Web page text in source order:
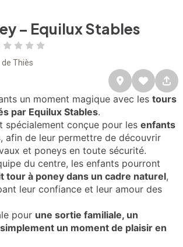
– Equilux Stables
de Thiès
un moment magique avec les tours
par Equilux Stables.
spécialement conçue pour les enfants
, afin de leur permettre de découvrir
et poneys en toute sécurité.
du centre, les enfants pourront
tour à poney dans un cadre naturel,
leur confiance et leur amour des
pour une sortie familiale, un
un moment de plaisir en